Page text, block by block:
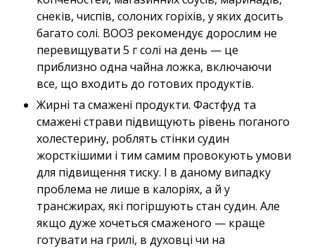
снеків, чиспів, солоних горіхів, у яких досить
багато солі. ВООЗ рекомендує дорослим не
перевищувати 5 г солі на день — це
приблизно одна чайна ложка, включаючи
все, що входить до готових продуктів.
Жирні та смажені продукти. Фастфуд та
смажені страви підвищують рівень поганого
холестерину, роблять стінки судин
жорсткішими і тим самим провокують умови
для підвищення тиску. І в даному випадку
проблема не лише в калоріях, а й у
трансжирах, які погіршують стан судин. Але
якщо дуже хочеться смаженого — краще
готувати на грилі, в духовці чи на